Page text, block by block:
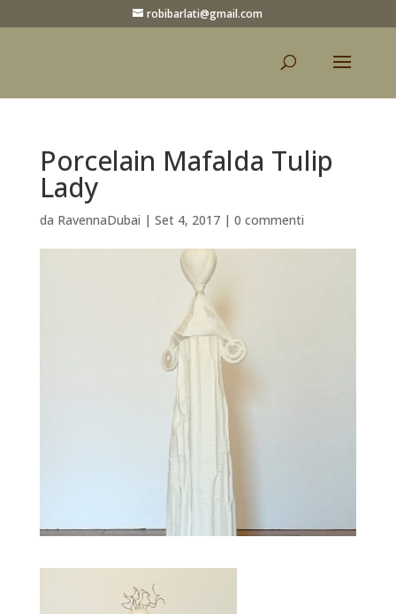
robibarlati@gmail.com
Porcelain Mafalda Tulip
Lady
da RavennaDubai | Set 4, 2017| 0 commenti